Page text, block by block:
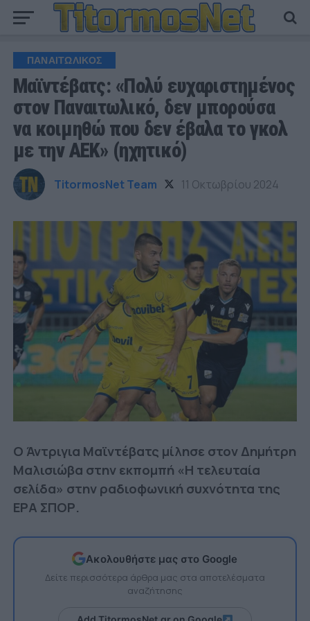
ΠΑΝΑΙΤΩΛΙΚΟΣ
Μαϊντέβατς: «Πολύ ευχαριστημένος
στον Παναιτωλικό, δεν μπορούσα
να κοιμηθώ που δεν έβαλα το γκολ
με την ΑΕΚ» (ηχητικό)
TitormosNet Team 11 Οκτωβρίου 2024
Ο Άντριγια Μαϊντέβατς μίλησε στον Δημήτρη
Μαλισιώβα στην εκπομπή «Η τελευταία
σελίδα» στην ραδιοφωνική συχνότητα της
ΕΡΑ ΣΠΟΡ.
Ακολουθήστε μας στο Google
Δείτε περισσότερα άρθρα μας στα αποτελέσματα
αναζήτησης